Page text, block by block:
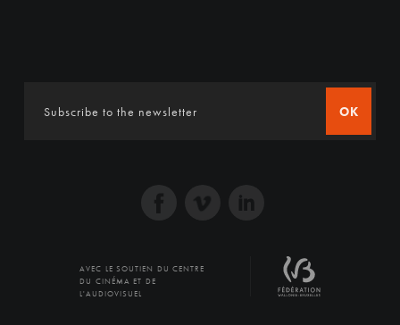
OK
AVEC LE SOUTIEN DU CENTRE
DU CINÉMA ET DE
L'AUDIOVISUEL